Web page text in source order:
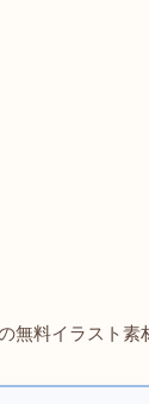
無料イラスト素